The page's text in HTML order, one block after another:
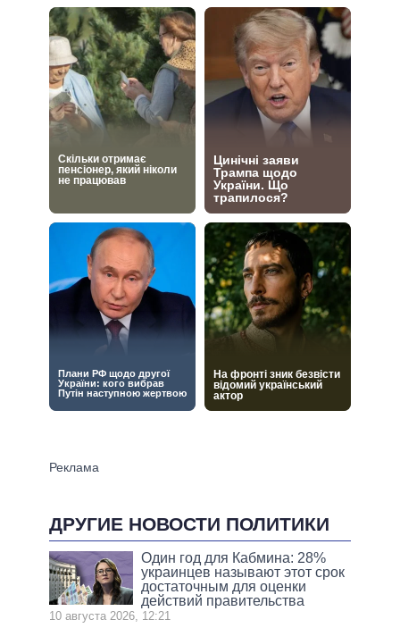
ДРУГИЕ НОВОСТИ ПОЛИТИКИ
Один год для Кабмина: 28%
украинцев называют этот срок
достаточным для оценки
действий правительства
10 августа 2026, 12:21